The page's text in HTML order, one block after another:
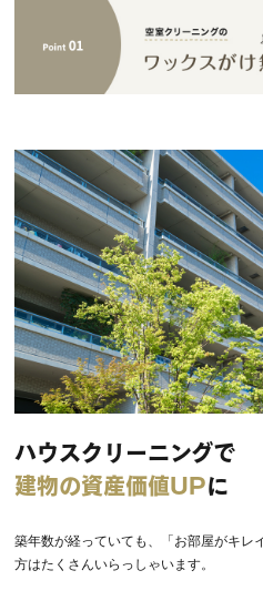
ハウスクリーニングで
建物の資産価値UPに
築年数が経っていても、「お部屋がキレ
方はたくさんいらっしゃいます。